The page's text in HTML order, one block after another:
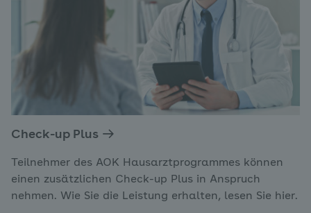
Check-up Plus
Teilnehmer des AOK Hausarztprogrammes können
einen zusätzlichen Check-up Plus in Anspruch
nehmen. Wie Sie die Leistung erhalten, lesen Sie hier.